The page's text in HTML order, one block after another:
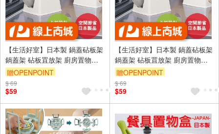
【生活好室】日本製 鍋蓋砧板架
鍋蓋架 砧板罝放架 廚房置物架
湯杓架 鍋蓋架 置物架 湯匙架 鍋
鏟架 廚房用品 收納架
贈OPENPOINT
訂單滿999享9折
$ 69
$59
【生活好室】日本製 鍋蓋砧板架
鍋蓋架 砧板罝放架 廚房置物架
湯杓架 鍋蓋架 置物架 湯匙架 鍋
鏟架 廚房用品 收納架
贈OPENPOINT
訂單滿999享9折
$ 69
$59